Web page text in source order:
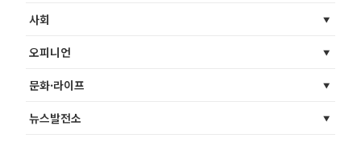
사회
오피니언
문화·라이프
뉴스발전소